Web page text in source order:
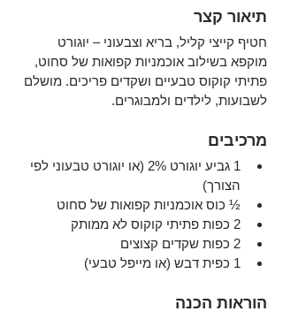
תיאור קצר
חטיף קייצי קליל, בריא וצבעוני – יוגורט
מוקפא בשילוב אוכמניות קפואות של סחוט,
פתיתי קוקוס טבעיים ושקדים פריכים. מושלם
לשבועות, לילדים ולמבוגרים.
מרכיבים
1 גביע יוגורט 2% (או יוגורט טבעוני לפי
הצורך)
½ כוס אוכמניות קפואות של סחוט
2 כפות פתיתי קוקוס לא ממותק
2 כפות שקדים קצוצים
1 כפית דבש (או מייפל טבעי)
הוראות הכנה